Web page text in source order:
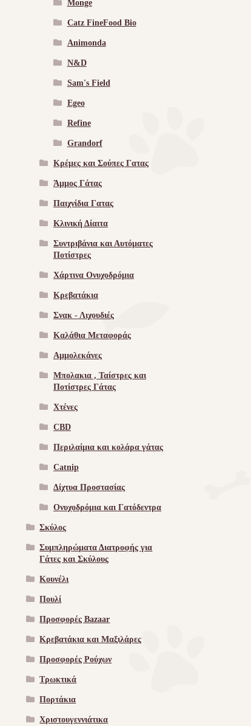
Monge
Catz FineFood Bio
Animonda
N&D
Sam's Field
Egeo
Refine
Grandorf
Κρέμες και Σούπες Γατας
Άμμος Γάτας
Παιχνίδια Γατας
Κλινική Δίαιτα
Συντριβάνια και Αυτόματες
Ποτίστρες
Χάρτινα Ονυχοδρόμια
Κρεβατάκια
Σνακ - Λιχουδιές
Καλάθια Μεταφοράς
Αμμολεκάνες
Μπολακια , Ταίστρες και
Ποτίστρες Γάτας
Χτένες
CBD
Περιλαίμια και κολάρα γάτας
Catnip
Δίχτυα Προστασίας
Ονυχοδρόμια και Γατόδεντρα
Σκύλος
Συμπληρώματα Διατροφής για
Γάτες και Σκύλους
Κουνέλι
Πουλί
Προσφορές Bazaar
Κρεβατάκια και Μαξιλάρες
Προσφορές Ρούχων
Τρωκτικά
Πορτάκια
Χριστουγεννιάτικα